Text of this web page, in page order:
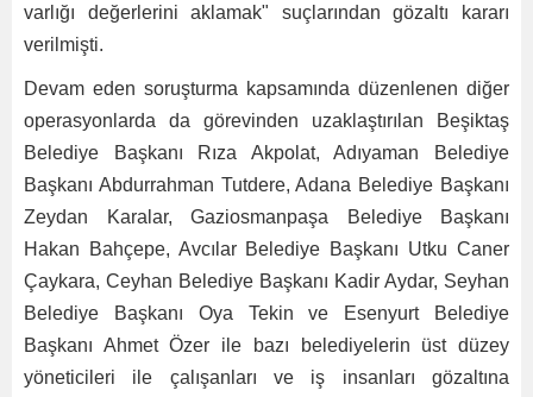
varlığı değerlerini aklamak" suçlarından gözaltı kararı
verilmişti.
Devam eden soruşturma kapsamında düzenlenen diğer
operasyonlarda da görevinden uzaklaştırılan Beşiktaş
Belediye Başkanı Rıza Akpolat, Adıyaman Belediye
Başkanı Abdurrahman Tutdere, Adana Belediye Başkanı
Zeydan Karalar, Gaziosmanpaşa Belediye Başkanı
Hakan Bahçepe, Avcılar Belediye Başkanı Utku Caner
Çaykara, Ceyhan Belediye Başkanı Kadir Aydar, Seyhan
Belediye Başkanı Oya Tekin ve Esenyurt Belediye
Başkanı Ahmet Özer ile bazı belediyelerin üst düzey
yöneticileri ile çalışanları ve iş insanları gözaltına